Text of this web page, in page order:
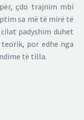
çdo trajnim mbi
sa më të mirë të
padyshim duhet
por edhe nga
të tilla.